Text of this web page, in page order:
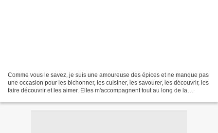
Comme vous le savez, je suis une amoureuse des épices et ne manque pas
une occasion pour les bichonner, les cuisiner, les savourer, les découvrir, les
faire découvrir et les aimer. Elles m'accompagnent tout au long de la